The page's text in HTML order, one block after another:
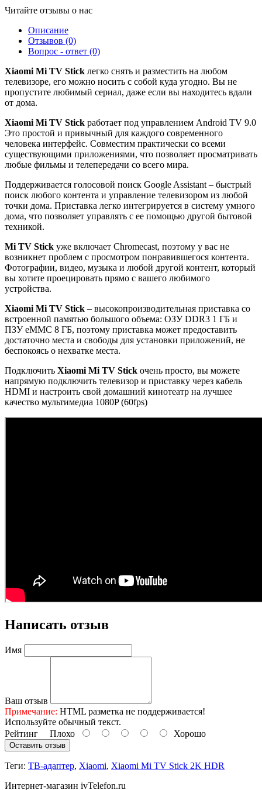
Читайте отзывы о нас
Описание
Отзывов (0)
Вопрос - ответ (0)
Xiaomi Mi TV Stick легко снять и разместить на любом
телевизоре, его можно носить с собой куда угодно. Вы не
пропустите любимый сериал, даже если вы находитесь вдали
от дома.
Xiaomi Mi TV Stick работает под управлением Android TV 9.0
Это простой и привычный для каждого современного
человека интерфейс. Совместим практически со всеми
существующими приложениями, что позволяет просматривать
любые фильмы и телепередачи со всего мира.
Поддерживается голосовой поиск Google Assistant – быстрый
поиск любого контента и управление телевизором из любой
точки дома. Приставка легко интегрируется в систему умного
дома, что позволяет управлять с ее помощью другой бытовой
техникой.
Mi TV Stick уже включает Chromecast, поэтому у вас не
возникнет проблем с просмотром понравившегося контента.
Фотографии, видео, музыка и любой другой контент, который
вы хотите проецировать прямо с вашего любимого
устройства.
Xiaomi Mi TV Stick – высокопроизводительная приставка со
встроенной памятью большого объема: ОЗУ DDR3 1 ГБ и
ПЗУ eMMC 8 ГБ, поэтому приставка может предоставить
достаточно места и свободы для установки приложений, не
беспокоясь о нехватке места.
Подключить Xiaomi Mi TV Stick очень просто, вы можете
напрямую подключить телевизор и приставку через кабель
HDMI и настроить свой домашний кинотеатр на лучшее
качество мультимедиа 1080P (60fps)
Написать отзыв
Имя
Ваш отзыв
Примечание: HTML разметка не поддерживается!
Используйте обычный текст.
Рейтинг Плохо Хорошо
Оставить отзыв
Теги: ТВ-адаптер, Xiaomi, Xiaomi Mi TV Stick 2K HDR
Интернет-магазин ivTelefon.ru